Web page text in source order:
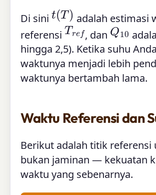
Di sini
t(T)
adalah estimasi
referensi
Tr ef
, dan Q10
hingga 2,5). Ketika suhu
waktunya menjadi lebih
waktunya bertambah lama.
Waktu Referensi dan
Berikut adalah titik
bukan jaminan — kekuatan
waktu yang sebenarnya.